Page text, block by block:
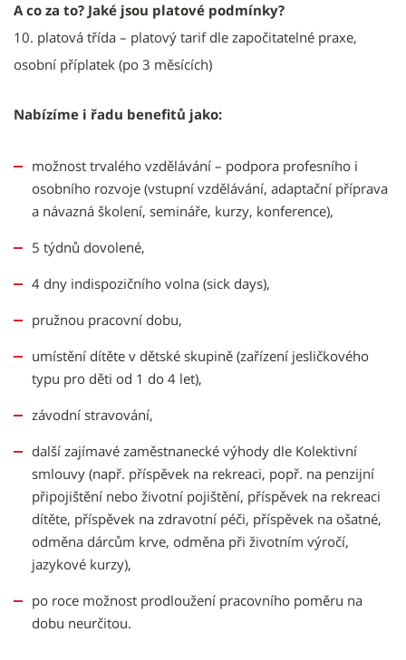
A co za to? Jaké jsou platové podmínky?
10. platová třída – platový tarif dle započitatelné praxe,
osobní příplatek (po 3 měsících)
Nabízíme i řadu benefitů jako:
možnost trvalého vzdělávání – podpora profesního i
osobního rozvoje (vstupní vzdělávání, adaptační příprava
a návazná školení, semináře, kurzy, konference),
5 týdnů dovolené,
4 dny indispozičního volna (sick days),
pružnou pracovní dobu,
umístění dítěte v dětské skupině (zařízení jesličkového
typu pro děti od 1 do 4 let),
závodní stravování,
další zajímavé zaměstnanecké výhody dle Kolektivní
smlouvy (např. příspěvek na rekreaci, popř. na penzijní
připojištění nebo životní pojištění, příspěvek na rekreaci
dítěte, příspěvek na zdravotní péči, příspěvek na ošatné,
odměna dárcům krve, odměna při životním výročí,
jazykové kurzy),
po roce možnost prodloužení pracovního poměru na
dobu neurčitou.